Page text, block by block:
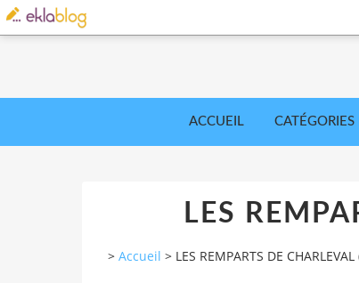
ACCUEIL CATÉGORIES
LES
> Accueil > LES REMPARTS DE